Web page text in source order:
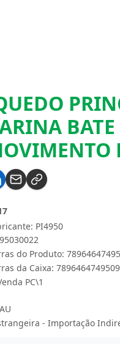
PI4950
do Produto:
da Caixa: 7896464749509
PC\1
- Importação